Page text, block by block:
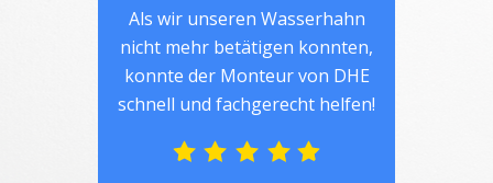
Als wir unseren Wasserhahn
nicht mehr betätigen konnten,
konnte der Monteur von DHE
schnell und fachgerecht helfen!